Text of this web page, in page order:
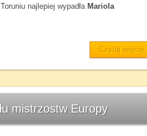
najlepiej wypadła Mariola
Czytaj więcej
mistrzostw Europy